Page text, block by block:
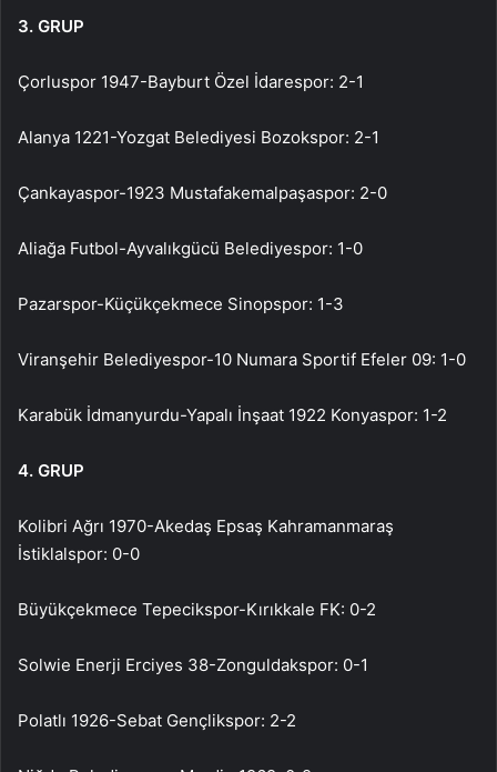
3. GRUP
Çorluspor 1947-Bayburt Özel İdarespor: 2-1
Alanya 1221-Yozgat Belediyesi Bozokspor: 2-1
Çankayaspor-1923 Mustafakemalpaşaspor: 2-0
Aliağa Futbol-Ayvalıkgücü Belediyespor: 1-0
Pazarspor-Küçükçekmece Sinopspor: 1-3
Viranşehir Belediyespor-10 Numara Sportif Efeler 09: 1-0
Karabük İdmanyurdu-Yapalı İnşaat 1922 Konyaspor: 1-2
4. GRUP
Kolibri Ağrı 1970-Akedaş Epsaş Kahramanmaraş
İstiklalspor: 0-0
Büyükçekmece Tepecikspor-Kırıkkale FK: 0-2
Solwie Enerji Erciyes 38-Zonguldakspor: 0-1
Polatlı 1926-Sebat Gençlikspor: 2-2